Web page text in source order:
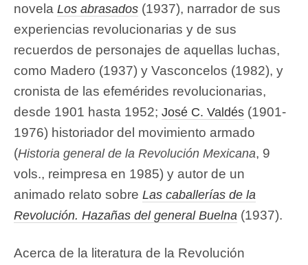
novela Los abrasados (1937), narrador de sus
experiencias revolucionarias y de sus
recuerdos de personajes de aquellas luchas,
como Madero (1937) y Vasconcelos (1982), y
cronista de las efemérides revolucionarias,
desde 1901 hasta 1952; José C. Valdés (1901-
1976) historiador del movimiento armado
(Historia general de la Revolución Mexicana, 9
vols., reimpresa en 1985) y autor de un
animado relato sobre Las caballerías de la
Revolución. Hazañas del general Buelna (1937).
Acerca de la literatura de la Revolución